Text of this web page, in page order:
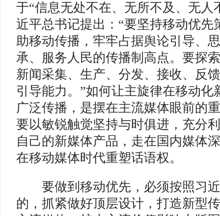
于“信息无处不在、无所不及、无人
近平总书记提出：“要坚持移动优先
助移动传播，牢牢占据舆论引导、
承、服务人民的传播制高点。要探
新闻采集、生产、分发、接收、反
引导能力。”如何让主旋律在移动化
广泛传播，是摆在主流媒体眼前的
要以敏锐触觉坚持与时俱进，充分
自己的新媒体产品，走在国内媒体
在移动媒体时代重塑话语权。
要做到移动优先，必须按照习近
的，抓紧做好顶层设计，打造新型